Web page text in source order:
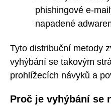
phishingové e-
napadené
Tyto distribuční metody
vyhýbání se takovým
prohlížecích návyků a
Proč je vyhýbání se